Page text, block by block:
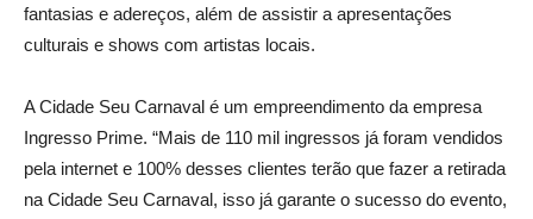
fantasias e adereços, além de assistir a apresentações
culturais e shows com artistas locais.
A Cidade Seu Carnaval é um empreendimento da empresa
Ingresso Prime. “Mais de 110 mil ingressos já foram vendidos
pela internet e 100% desses clientes terão que fazer a retirada
na Cidade Seu Carnaval, isso já garante o sucesso do evento,